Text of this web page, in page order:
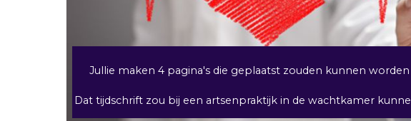
Jullie maken 4 pagina's die geplaatst zouden kunnen
Dat tijdschrift zou bij een artsenpraktijk in de wachtkamer